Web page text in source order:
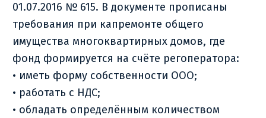
01.07.2016 № 615. В документе прописаны
требования при капремонте общего
имущества многоквартирных домов, где
фонд формируется на счёте регоператора:
• иметь форму собственности ООО;
• работать с НДС;
• обладать определённым количеством